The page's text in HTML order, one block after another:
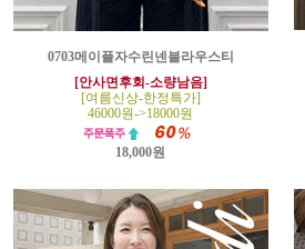
0703메이플자수린넨블라우스티
[안사면후회-소량남음]
[여름신상-한정특가]
46000원->18000원
18,000원